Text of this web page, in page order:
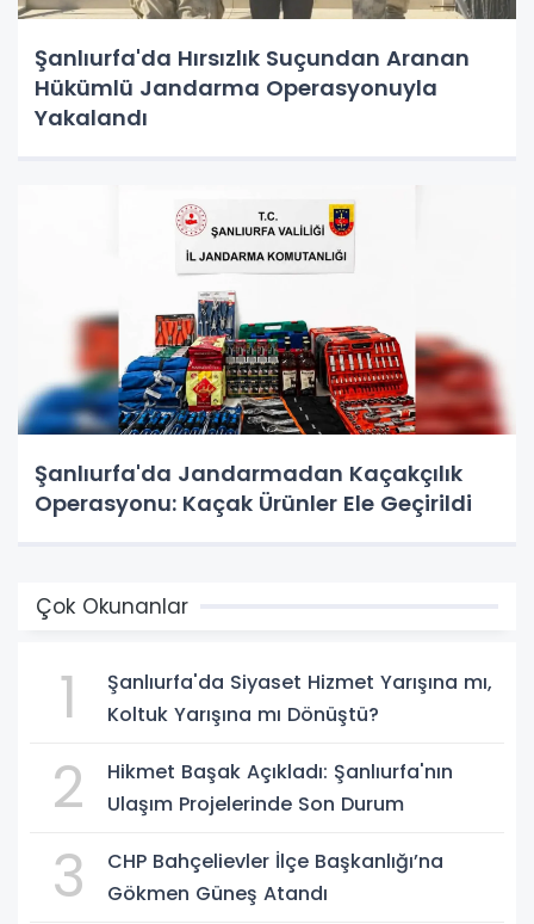
Şanlıurfa'da Hırsızlık Suçundan Aranan
Hükümlü Jandarma Operasyonuyla
Yakalandı
Şanlıurfa'da Jandarmadan Kaçakçılık
Operasyonu: Kaçak Ürünler Ele Geçirildi
Çok Okunanlar
1
Şanlıurfa'da Siyaset Hizmet Yarışına mı,
Koltuk Yarışına mı Dönüştü?
2
Hikmet Başak Açıkladı: Şanlıurfa'nın
Ulaşım Projelerinde Son Durum
3
CHP Bahçelievler İlçe Başkanlığı’na
Gökmen Güneş Atandı